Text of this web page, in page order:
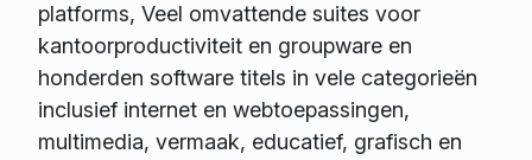
platforms, Veel omvattende suites voor
kantoorproductiviteit en groupware en
honderden software titels in vele categorieën
inclusief internet en webtoepassingen,
multimedia, vermaak, educatief, grafisch en